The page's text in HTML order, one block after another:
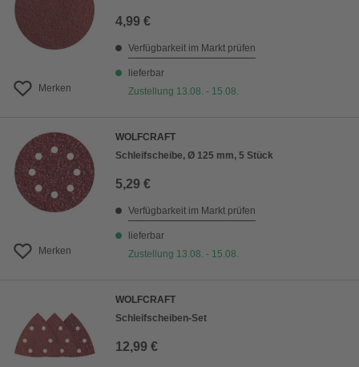
Merken
4,99 €
Verfügbarkeit im Markt prüfen
lieferbar
Zustellung 13.08. - 15.08.
Merken
WOLFCRAFT
Schleifscheibe, Ø 125 mm, 5 Stück
5,29 €
Verfügbarkeit im Markt prüfen
lieferbar
Zustellung 13.08. - 15.08.
WOLFCRAFT
Schleifscheiben-Set
12,99 €